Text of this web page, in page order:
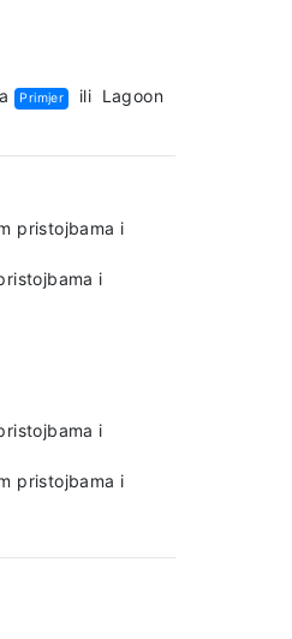
Primjer ili Lagoon
pristojbama i
i
i
pristojbama i